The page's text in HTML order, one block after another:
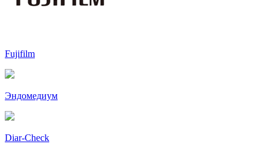
Fujifilm
Эндомедиум
Diar-Cheсk